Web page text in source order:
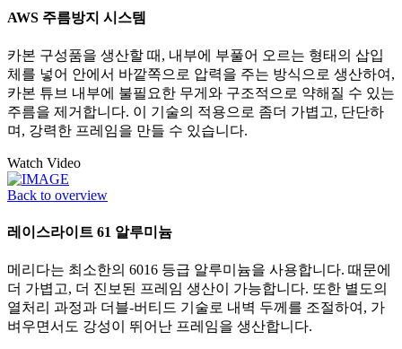
AWS 주름방지 시스템
카본 구성품을 생산할 때, 내부에 부풀어 오르는 형태의 삽입
체를 넣어 안에서 바깥쪽으로 압력을 주는 방식으로 생산하여,
카본 튜브 내부에 불필요한 무게와 구조적으로 약해질 수 있는
주름을 제거합니다. 이 기술의 적용으로 좀더 가볍고, 단단하
며, 강력한 프레임을 만들 수 있습니다.
Watch Video
Back to overview
레이스라이트 61 알루미늄
메리다는 최소한의 6016 등급 알루미늄을 사용합니다. 때문에
더 가볍고, 더 진보된 프레임 생산이 가능합니다. 또한 별도의
열처리 과정과 더블-버티드 기술로 내벽 두께를 조절하여, 가
벼우면서도 강성이 뛰어난 프레임을 생산합니다.